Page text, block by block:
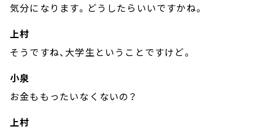
気分になります。どうしたらいいですかね。
上村
そうですね、大学生ということですけど。
小泉
お金ももったいなくないの？
上村